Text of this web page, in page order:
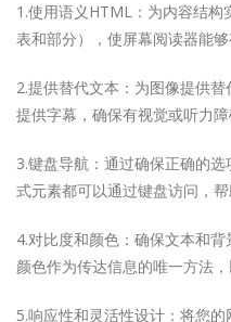
1.使用语义HTML：为内容结
表和部分），使屏幕阅读器能够
2.提供替代文本：为图像提供
提供字幕，确保有视觉或听力障
3.键盘导航：通过确保正确的
式元素都可以通过键盘访问，帮
4.对比度和颜色：确保文本和
颜色作为传达信息的唯一方法
5.响应性和灵活性设计：将您